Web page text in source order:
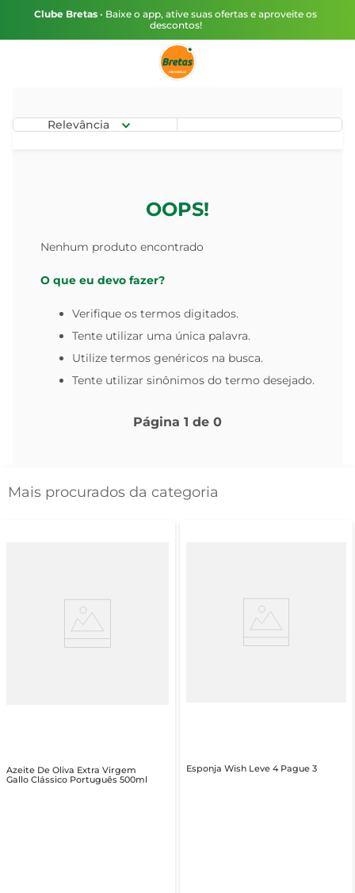
Clube Bretas • Baixe o app, ative suas ofertas e aproveite os
descontos!
Relevância
OOPS!
Nenhum produto encontrado
O que eu devo fazer?
Verifique os termos digitados.
Tente utilizar uma única palavra.
Utilize termos genéricos na busca.
Tente utilizar sinônimos do termo desejado.
Página 1 de 0
Mais procurados da categoria
Azeite De Oliva Extra Virgem
Gallo Clássico Português 500ml
Esponja Wish Leve 4 Pague 3